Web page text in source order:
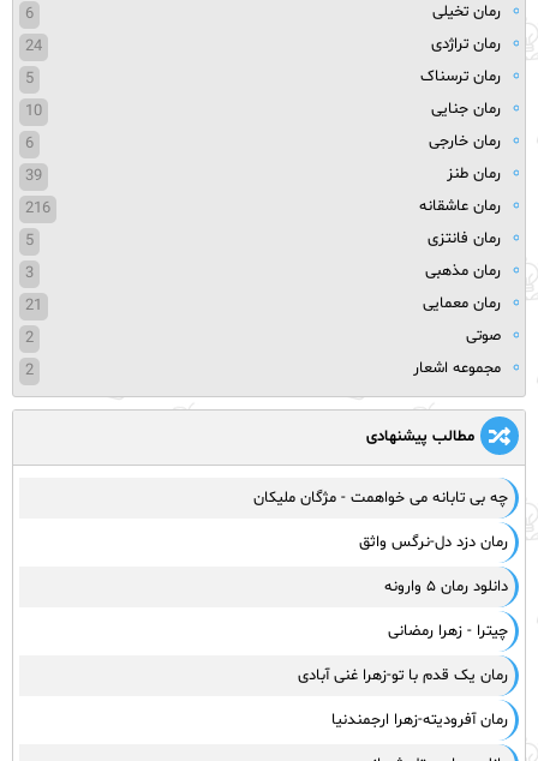
رمان تخیلی
6
رمان تراژدی
24
رمان ترسناک
5
رمان جنایی
10
رمان خارجی
6
رمان طنز
39
رمان عاشقانه
216
رمان فانتزی
5
رمان مذهبی
3
رمان معمایی
21
صوتی
2
مجموعه اشعار
2
مطالب پیشنهادی
چه بی تابانه می خواهمت - مژگان ملیکان
رمان دزد دل-نرگس واثق
دانلود رمان ۵ وارونه
چیترا - زهرا رمضانی
رمان یک قدم با تو-زهرا غنی آبادی
رمان آفرودیته-زهرا ارجمندنیا